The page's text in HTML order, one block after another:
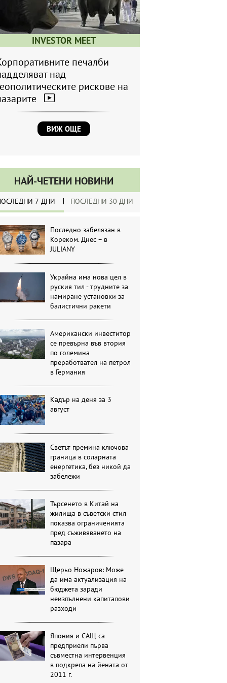
INVESTOR MEET
печалби
над
рискове на
ВИЖ ОЩЕ
НАЙ-ЧЕТЕНИ НОВИНИ
7 ДНИ ПОСЛЕДНИ 30 ДНИ
Последно забелязан в
Кореком. Днес – в
JULIANY
Украйна има нова цел в
руския тил - трудните за
намиране установки за
балистични ракети
Американски инвеститор
се превърна във втория
по големина
преработвател на петрол
в Германия
Кадър на деня за 3
август
Светът премина ключова
граница в соларната
енергетика, без никой да
забележи
Търсенето в Китай на
жилища в съветски стил
показва ограниченията
пред съживяването на
пазара
Щерьо Ножаров: Може
да има актуализация на
бюджета заради
неизпълнени капиталови
разходи
Япония и САЩ са
предприели първа
съвместна интервенция
в подкрепа на йената от
2011 г.